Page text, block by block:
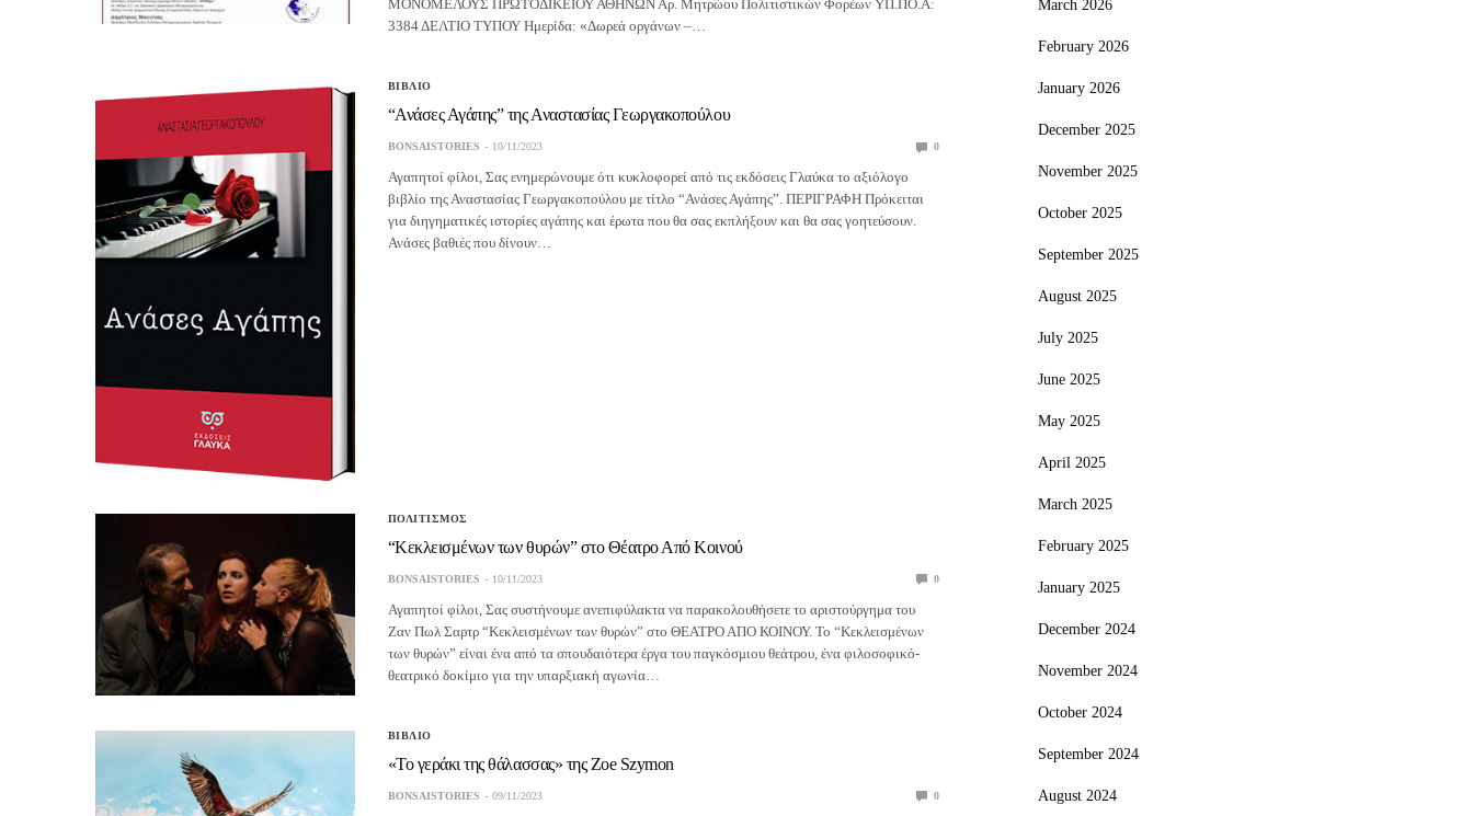
ΜΟΝΟΜΕΛΟΥΣ ΠΡΩΤΟΔΙΚΕΙΟΥ ΑΘΗΝΩΝ Αρ. Μητρώου Πολιτιστικών Φορέων ΥΠ.ΠΟ.Α:
3384 ΔΕΛΤΙΟ ΤΥΠΟΥ Ημερίδα: «Δωρεά οργάνων –…
ΒΙΒΛΙΟ
“Ανάσες Αγάπης” της Αναστασίας Γεωργακοπούλου
BONSAISTORIES 10/11/2023 0
Αγαπητοί φίλοι, Σας ενημερώνουμε ότι κυκλοφορεί από τις εκδόσεις Γλαύκα το αξιόλογο
βιβλίο της Αναστασίας Γεωργακοπούλου με τίτλο “Ανάσες Αγάπης”. ΠΕΡΙΓΡΑΦΗ Πρόκειται
για διηγηματικές ιστορίες αγάπης και έρωτα που θα σας εκπλήξουν και θα σας γοητεύσουν.
Ανάσες βαθιές που δίνουν…
ΠΟΛΙΤΙΣΜΟΣ
“Κεκλεισμένων των θυρών” στο Θέατρο Από Κοινού
BONSAISTORIES 10/11/2023 0
Αγαπητοί φίλοι, Σας συστήνουμε ανεπιφύλακτα να παρακολουθήσετε το αριστούργημα του
Ζαν Πωλ Σαρτρ “Κεκλεισμένων των θυρών” στο ΘΕΑΤΡΟ ΑΠΟ ΚΟΙΝΟΥ. Το “Κεκλεισμένων
των θυρών” είναι ένα από τα σπουδαιότερα έργα του παγκόσμιου θεάτρου, ένα φιλοσοφικό-
θεατρικό δοκίμιο για την υπαρξιακή αγωνία…
ΒΙΒΛΙΟ
«Το γεράκι της θάλασσας» της Zoe Szymon
BONSAISTORIES 09/11/2023 0
March 2026
February 2026
January 2026
December 2025
November 2025
October 2025
September 2025
August 2025
July 2025
June 2025
May 2025
April 2025
March 2025
February 2025
January 2025
December 2024
November 2024
October 2024
September 2024
August 2024